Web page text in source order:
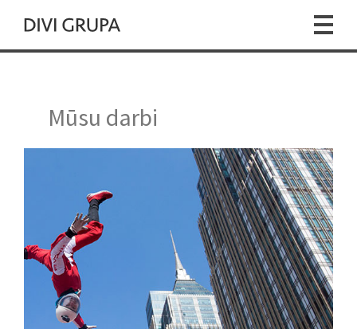
Mūsu darbi